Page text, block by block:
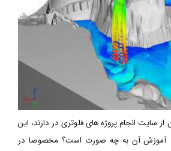
از سایت انجام پروژه های فلوتری در دارند، این
آموزش آن به چه صورت است؟ مخصوصا در